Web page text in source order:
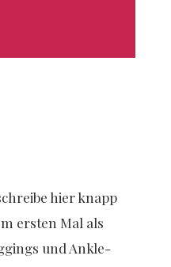
hier knapp
ersten Mal als
und Ankle-